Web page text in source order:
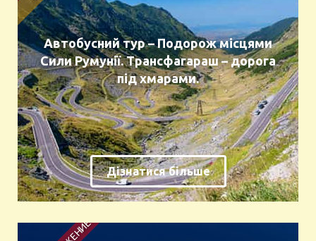
Автобусний тур – Подорож місцями
Сили Румунії. Трансфагараш – дорога
під хмарами.
Дізнатися більше